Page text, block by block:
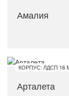
Амалия
КОРПУС: ЛДСП 16
Арталета